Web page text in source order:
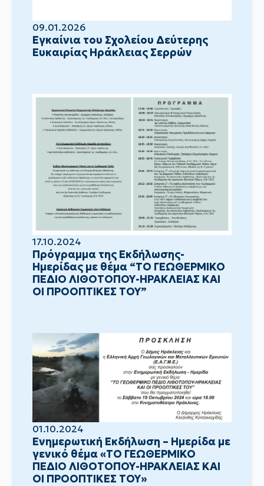
09.01.2026
Eγκαίνια του Σχολείου Δεύτερης
Ευκαιρίας Ηράκλειας Σερρών
17.10.2024
Πρόγραμμα της Εκδήλωσης-
Ημερίδας με θέμα “ΤΟ ΓΕΩΘΕΡΜΙΚΟ
ΠΕΔΙΟ ΛΙΘΟΤΟΠΟΥ-ΗΡΑΚΛΕΙΑΣ ΚΑΙ
ΟΙ ΠΡΟΟΠΤΙΚΕΣ ΤΟΥ”
01.10.2024
Ενημερωτική Εκδήλωση – Ημερίδα με
γενικό θέμα «ΤΟ ΓΕΩΘΕΡΜΙΚΟ
ΠΕΔΙΟ ΛΙΘΟΤΟΠΟΥ-ΗΡΑΚΛΕΙΑΣ ΚΑΙ
ΟΙ ΠΡΟΟΠΤΙΚΕΣ ΤΟΥ»